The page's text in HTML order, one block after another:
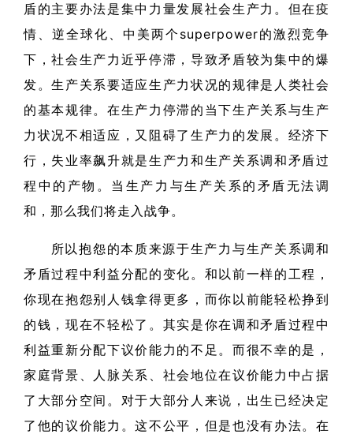
盾的主要办法是集中力量发展社会生产力。但在疫
情、逆全球化、中美两个superpower的激烈竞争
下，社会生产力近乎停滞，导致矛盾较为集中的爆
发。生产关系要适应生产力状况的规律是人类社会
的基本规律。在生产力停滞的当下生产关系与生产
力状况不相适应，又阻碍了生产力的发展。经济下
行，失业率飙升就是生产力和生产关系调和矛盾过
程中的产物。当生产力与生产关系的矛盾无法调
和，那么我们将走入战争。
所以抱怨的本质来源于生产力与生产关系调和
矛盾过程中利益分配的变化。和以前一样的工程，
你现在抱怨别人钱拿得更多，而你以前能轻松挣到
的钱，现在不轻松了。其实是你在调和矛盾过程中
利益重新分配下议价能力的不足。而很不幸的是，
家庭背景、人脉关系、社会地位在议价能力中占据
了大部分空间。对于大部分人来说，出生已经决定
了他的议价能力。这不公平，但是也没有办法。在